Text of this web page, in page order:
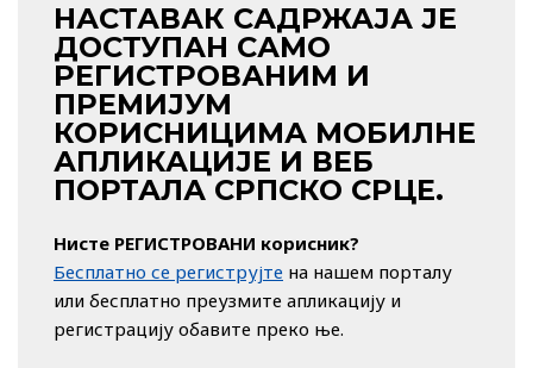
НАСТАВАК САДРЖАЈА ЈЕ
ДОСТУПАН САМО
РЕГИСТРОВАНИМ И
ПРЕМИЈУМ
КОРИСНИЦИМА МОБИЛНЕ
АПЛИКАЦИЈЕ И ВЕБ
ПОРТАЛА СРПСКО СРЦЕ.
Нисте РЕГИСТРОВАНИ корисник?
Бесплатно се региструјте на нашем порталу
или бесплатно преузмите апликацију и
регистрацију обавите преко ње.